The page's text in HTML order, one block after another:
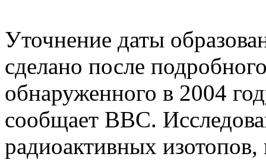
Уточнение даты
сделано после
обнаруженного в 2004
сообщает BBC.
радиоактивных